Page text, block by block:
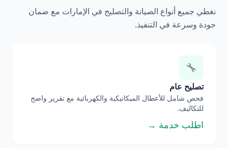
نغطي جميع أنواع الصيانة والتصليح في الإمارات مع ضمان
جودة وسرعة في التنفيذ.
تصليح عام
فحص شامل للأعطال الميكانيكية والكهربائية مع تقرير واضح
للتكاليف.
اطلب خدمة →